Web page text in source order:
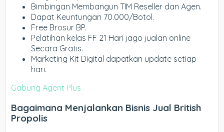
Bimbingan Membangun TIM Reseller dan Agen.
Dapat Keuntungan 70.000/Botol.
Free Brosur BP.
Pelatihan kelas FF 21 Hari jago jualan online
Secara Gratis.
Marketing Kit Digital dapatkan update setiap
hari.
Gabung Agent Plus
Bagaimana Menjalankan Bisnis Jual British
Propolis